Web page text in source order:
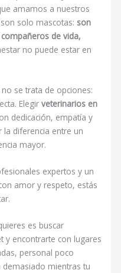
amamos a nuestros
solo mascotas: son
de vida,
no puede estar en
se trata de opciones:
Elegirveterinarios en
dedicación, empatía y
la diferencia entre un
mayor.
expertos y un
amor y respeto, estás
es buscar
y encontrarte con lugares
personal poco
demasiado mientras tu